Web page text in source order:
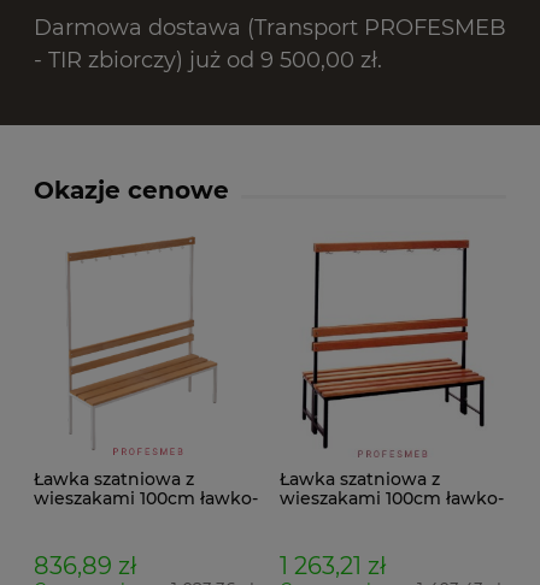
Darmowa dostawa (Transport PROFESMEB
- TIR zbiorczy) już od 9 500,00 zł.
Okazje cenowe
Ławka szatniowa z
wieszakami 100cm ławko-
836,89 zł
Ławka szatniowa z
wieszakami 100cm ławko-
1 263,21 zł